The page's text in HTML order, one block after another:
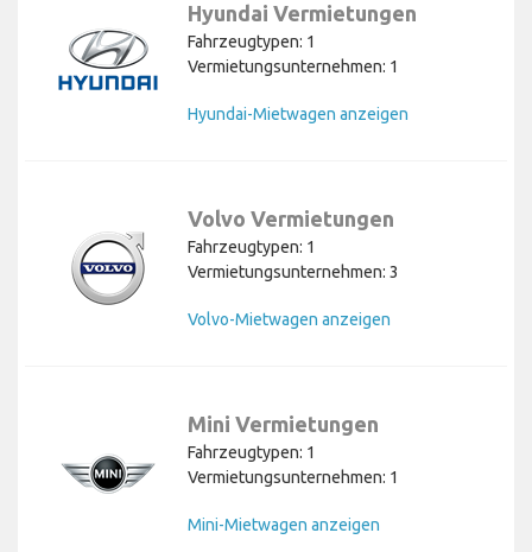
Hyundai Vermietungen
Fahrzeugtypen: 1
Vermietungsunternehmen: 1
Hyundai-Mietwagen anzeigen
Volvo Vermietungen
Fahrzeugtypen: 1
Vermietungsunternehmen: 3
Volvo-Mietwagen anzeigen
Mini Vermietungen
Fahrzeugtypen: 1
Vermietungsunternehmen: 1
Mini-Mietwagen anzeigen